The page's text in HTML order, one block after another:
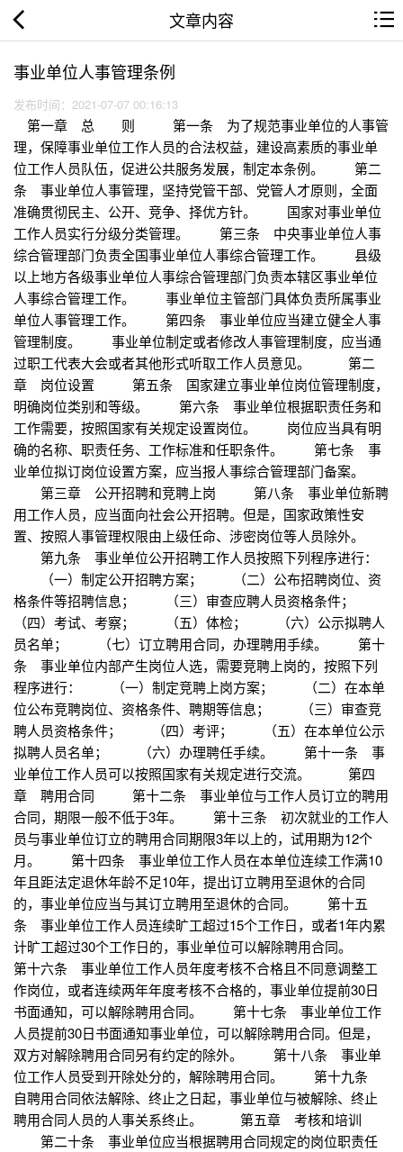
文章内容
事业单位人事管理条例
发布时间：2021-07-07 00:16:13
第一章 总 则 第一条 为了规范事业单位的人事管
理，保障事业单位工作人员的合法权益，建设高素质的事业单
位工作人员队伍，促进公共服务发展，制定本条例。 第二
条 事业单位人事管理，坚持党管干部、党管人才原则，全面
准确贯彻民主、公开、竞争、择优方针。 国家对事业单位
工作人员实行分级分类管理。 第三条 中央事业单位人事
综合管理部门负责全国事业单位人事综合管理工作。 县级
以上地方各级事业单位人事综合管理部门负责本辖区事业单位
人事综合管理工作。 事业单位主管部门具体负责所属事业
单位人事管理工作。 第四条 事业单位应当建立健全人事
管理制度。 事业单位制定或者修改人事管理制度，应当通
过职工代表大会或者其他形式听取工作人员意见。 第二
章 岗位设置 第五条 国家建立事业单位岗位管理制度，
明确岗位类别和等级。 第六条 事业单位根据职责任务和
工作需要，按照国家有关规定设置岗位。 岗位应当具有明
确的名称、职责任务、工作标准和任职条件。 第七条 事
业单位拟订岗位设置方案，应当报人事综合管理部门备案。
第三章 公开招聘和竞聘上岗 第八条 事业单位新聘
用工作人员，应当面向社会公开招聘。但是，国家政策性安
置、按照人事管理权限由上级任命、涉密岗位等人员除外。
第九条 事业单位公开招聘工作人员按照下列程序进行：
（一）制定公开招聘方案； （二）公布招聘岗位、资
格条件等招聘信息； （三）审查应聘人员资格条件；
（四）考试、考察； （五）体检； （六）公示拟聘人
员名单； （七）订立聘用合同，办理聘用手续。 第十
条 事业单位内部产生岗位人选，需要竞聘上岗的，按照下列
程序进行： （一）制定竞聘上岗方案； （二）在本单
位公布竞聘岗位、资格条件、聘期等信息； （三）审查竞
聘人员资格条件； （四）考评； （五）在本单位公示
拟聘人员名单； （六）办理聘任手续。 第十一条 事
业单位工作人员可以按照国家有关规定进行交流。 第四
章 聘用合同 第十二条 事业单位与工作人员订立的聘用
合同，期限一般不低于3年。 第十三条 初次就业的工作人
员与事业单位订立的聘用合同期限3年以上的，试用期为12个
月。 第十四条 事业单位工作人员在本单位连续工作满10
年且距法定退休年龄不足10年，提出订立聘用至退休的合同
的，事业单位应当与其订立聘用至退休的合同。 第十五
条 事业单位工作人员连续旷工超过15个工作日，或者1年内累
计旷工超过30个工作日的，事业单位可以解除聘用合同。
第十六条 事业单位工作人员年度考核不合格且不同意调整工
作岗位，或者连续两年年度考核不合格的，事业单位提前30日
书面通知，可以解除聘用合同。 第十七条 事业单位工作
人员提前30日书面通知事业单位，可以解除聘用合同。但是，
双方对解除聘用合同另有约定的除外。 第十八条 事业单
位工作人员受到开除处分的，解除聘用合同。 第十九条
自聘用合同依法解除、终止之日起，事业单位与被解除、终止
聘用合同人员的人事关系终止。 第五章 考核和培训
第二十条 事业单位应当根据聘用合同规定的岗位职责任